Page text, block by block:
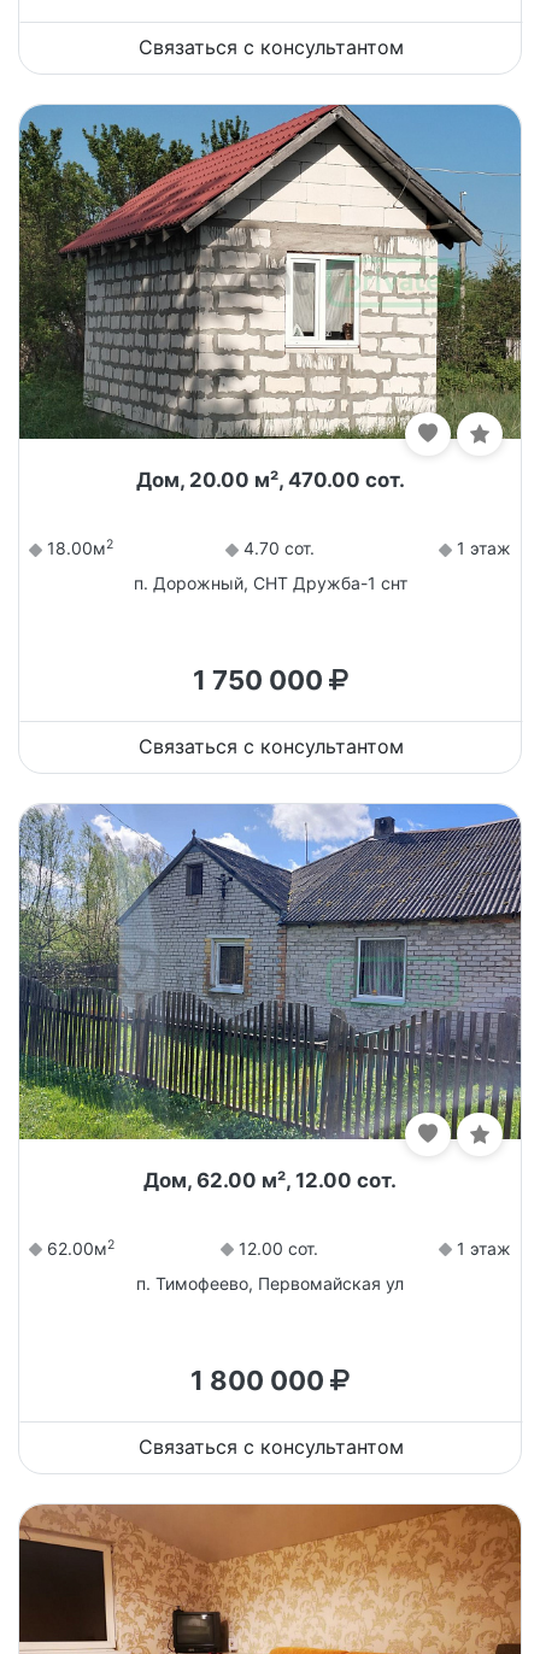
Связаться с консультантом
Дом, 20.00 м², 470.00 сот.
18.00м2 4.70 сот.
1 этаж
п. Дорожный, СНТ Дружба-1 снт
1 750 000
Связаться с консультантом
Дом, 62.00 м², 12.00 сот.
62.00м2 12.00 сот.
1 этаж
п. Тимофеево, Первомайская ул
1 800 000
Связаться с консультантом